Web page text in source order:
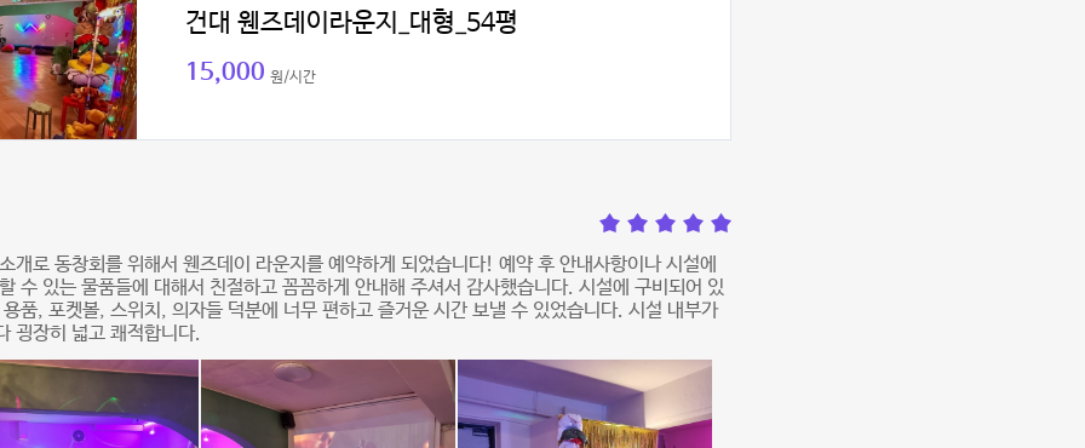
건대 웬즈데이라운지_대형_54평
15,000 원/시간
개로 동창회를 위해서 웬즈데이 라운지를 예약하게 되었습니다! 예약 후 안내사항이나 시설에
수 있는 물품들에 대해서 친절하고 꼼꼼하게 안내해 주셔서 감사했습니다. 시설에 구비되어 있
품, 포켓볼, 스위치, 의자들 덕분에 너무 편하고 즐거운 시간 보낼 수 있었습니다. 시설 내부가
굉장히 넓고 쾌적합니다.